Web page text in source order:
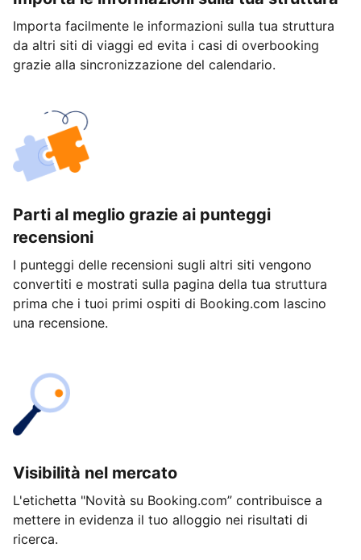
Importa facilmente le informazioni sulla tua struttura
da altri siti di viaggi ed evita i casi di overbooking
grazie alla sincronizzazione del calendario.
Parti al meglio grazie ai punteggi
recensioni
I punteggi delle recensioni sugli altri siti vengono
convertiti e mostrati sulla pagina della tua struttura
prima che i tuoi primi ospiti di Booking.com lascino
una recensione.
Visibilità nel mercato
L'etichetta "Novità su Booking.com” contribuisce a
mettere in evidenza il tuo alloggio nei risultati di
ricerca.